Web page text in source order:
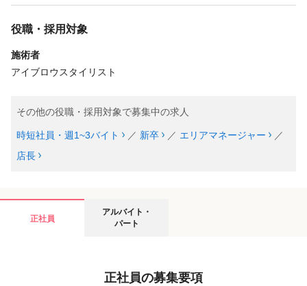
役職・採用対象
施術者
アイブロウスタイリスト
その他の役職・採用対象で募集中の求人
時短社員・週1~3バイト ／ 新卒 ／ エリアマネージャー
／
店長
正社員
アルバイト・
パート
正社員の募集要項